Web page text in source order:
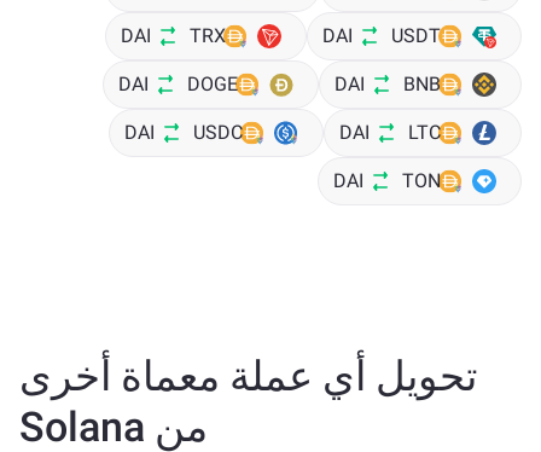
USDT
DAI
TRX
DAI
BNB
DAI
DOGE
DAI
LTC
DAI
USDC
DAI
TON
DAI
تحويل أي عملة معماة أخرى
من Solana